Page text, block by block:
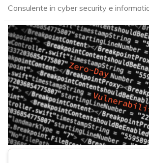
Consulente in cyber security e